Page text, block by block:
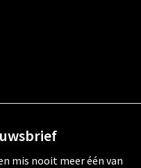
mis nooit meer één van